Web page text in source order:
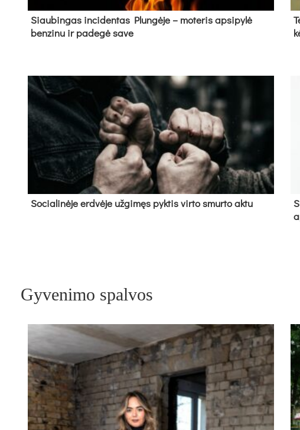
Siau­bin­gas in­ci­den­tas Plun­gė­je – mo­te­ris ap­si­py­lė
ben­zi­nu ir pa­de­gė sa­ve
So­cia­li­nė­je erd­vė­je už­gi­męs pyk­tis vir­to smur­to ak­tu
Gyvenimo spalvos